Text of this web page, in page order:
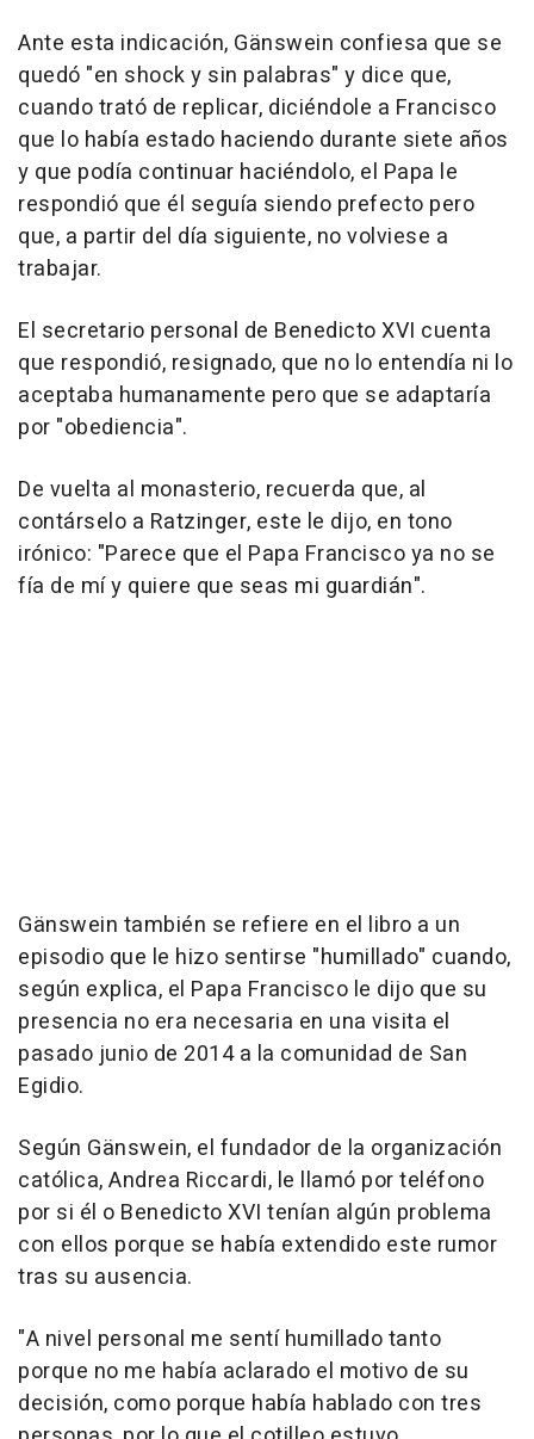
Ante esta indicación, Gänswein confiesa que se
quedó "en shock y sin palabras" y dice que,
cuando trató de replicar, diciéndole a Francisco
que lo había estado haciendo durante siete años
y que podía continuar haciéndolo, el Papa le
respondió que él seguía siendo prefecto pero
que, a partir del día siguiente, no volviese a
trabajar.
El secretario personal de Benedicto XVI cuenta
que respondió, resignado, que no lo entendía ni lo
aceptaba humanamente pero que se adaptaría
por "obediencia".
De vuelta al monasterio, recuerda que, al
contárselo a Ratzinger, este le dijo, en tono
irónico: "Parece que el Papa Francisco ya no se
fía de mí y quiere que seas mi guardián".
Gänswein también se refiere en el libro a un
episodio que le hizo sentirse "humillado" cuando,
según explica, el Papa Francisco le dijo que su
presencia no era necesaria en una visita el
pasado junio de 2014 a la comunidad de San
Egidio.
Según Gänswein, el fundador de la organización
católica, Andrea Riccardi, le llamó por teléfono
por si él o Benedicto XVI tenían algún problema
con ellos porque se había extendido este rumor
tras su ausencia.
"A nivel personal me sentí humillado tanto
porque no me había aclarado el motivo de su
decisión, como porque había hablado con tres